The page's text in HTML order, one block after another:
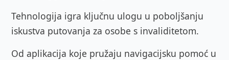
Tehnologija igra ključnu ulogu u poboljšanju
iskustva putovanja za osobe s invaliditetom.
Od aplikacija koje pružaju navigacijsku pomoć u